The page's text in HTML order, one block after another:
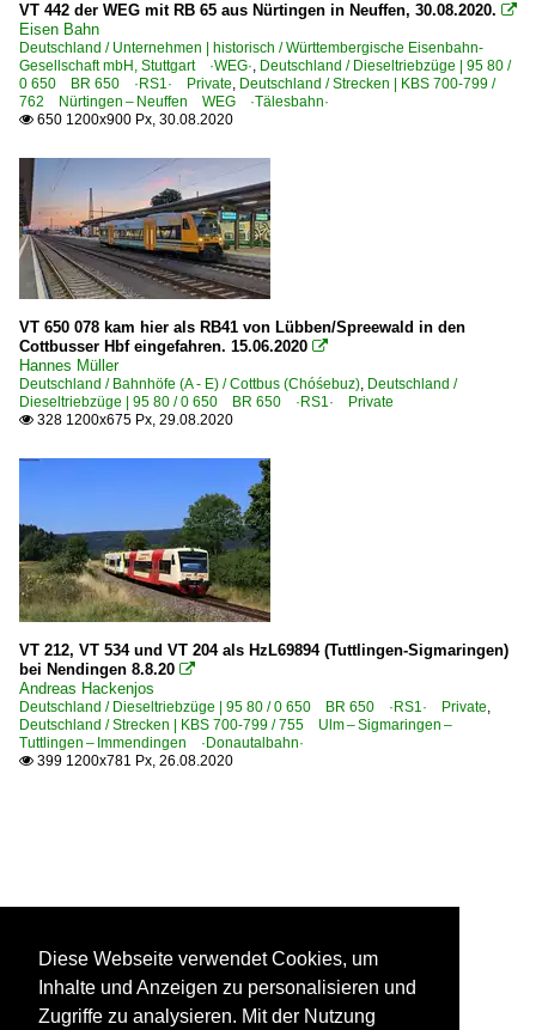
VT 442 der WEG mit RB 65 aus Nürtingen in Neuffen, 30.08.2020. 
Eisen Bahn
Deutschland / Unternehmen | historisch / Württembergische Eisenbahn-
Gesellschaft mbH, Stuttgart ·WEG·, Deutschland / Dieseltriebzüge | 95 80 /
0 650 BR 650 ·RS1· Private, Deutschland / Strecken | KBS 700-799 /
762 Nürtingen – Neuffen WEG ·Tälesbahn·
 650 1200x900 Px, 30.08.2020
VT 650 078 kam hier als RB41 von Lübben/Spreewald in den
Cottbusser Hbf eingefahren. 15.06.2020 
Hannes Müller
Deutschland / Bahnhöfe (A - E) / Cottbus (Chóśebuz), Deutschland /
Dieseltriebzüge | 95 80 / 0 650 BR 650 ·RS1· Private
 328 1200x675 Px, 29.08.2020
VT 212, VT 534 und VT 204 als HzL69894 (Tuttlingen-Sigmaringen)
bei Nendingen 8.8.20 
Andreas Hackenjos
Deutschland / Dieseltriebzüge | 95 80 / 0 650 BR 650 ·RS1· Private,
Deutschland / Strecken | KBS 700-799 / 755 Ulm – Sigmaringen –
Tuttlingen – Immendingen ·Donautalbahn·
 399 1200x781 Px, 26.08.2020
Diese Webseite verwendet Cookies, um
Inhalte und Anzeigen zu personalisieren und
Zugriffe zu analysieren. Mit der Nutzung